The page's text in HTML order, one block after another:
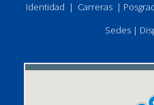
Identidad | Carreras |
Sedes |